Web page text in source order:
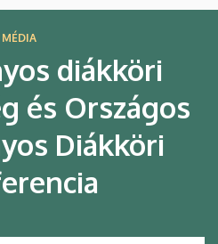
MÉDIA
diákköri
és Országos
Diákköri